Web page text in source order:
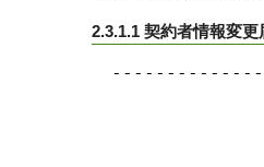
2.3.1.1 契約者情報変更